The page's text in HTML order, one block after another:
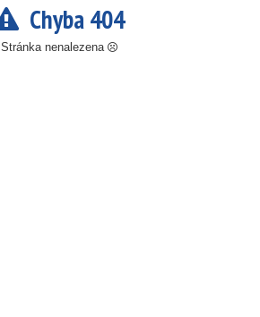
Chyba 404
Stránka nenalezena